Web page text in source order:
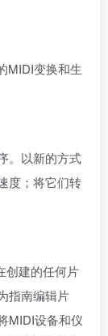
MIDI变换和生
。以新的方式
度；将它们转
创建的任何片
指南编辑片
MIDI设备和仪